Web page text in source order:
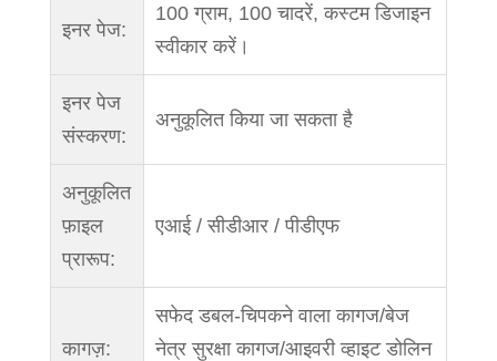
इनर पेज:
100 ग्राम, 100 चादरें, कस्टम डिजाइन
स्वीकार करें।
इनर पेज
संस्करण:
अनुकूलित किया जा सकता है
अनुकूलित
फ़ाइल
प्रारूप:
एआई / सीडीआर / पीडीएफ
कागज़:
सफेद डबल-चिपकने वाला कागज/बेज
नेत्र सुरक्षा कागज/आइवरी व्हाइट डोलिन